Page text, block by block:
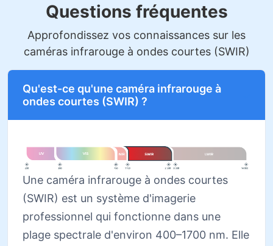
Questions fréquentes
Approfondissez vos connaissances sur les
caméras infrarouge à ondes courtes (SWIR)
Qu'est-ce qu'une caméra infrarouge à
ondes courtes (SWIR) ?
Une caméra infrarouge à ondes courtes
(SWIR) est un système d'imagerie
professionnel qui fonctionne dans une
plage spectrale d'environ 400–1700 nm. Elle